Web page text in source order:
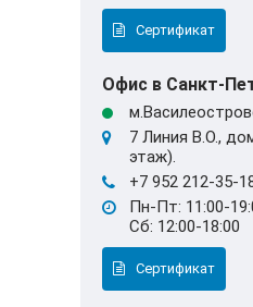
Сертификат
Офис в Санкт-
7 Линия В.О.,
этаж).
+7 952 212-35-
Пн-Пт: 11:00-
Сб: 12:00-18:00
Сертификат